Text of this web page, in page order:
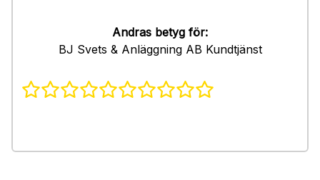
Andras betyg för:
BJ Svets & Anläggning AB Kundtjänst